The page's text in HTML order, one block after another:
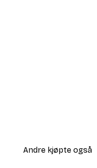
Andre kjøpte også